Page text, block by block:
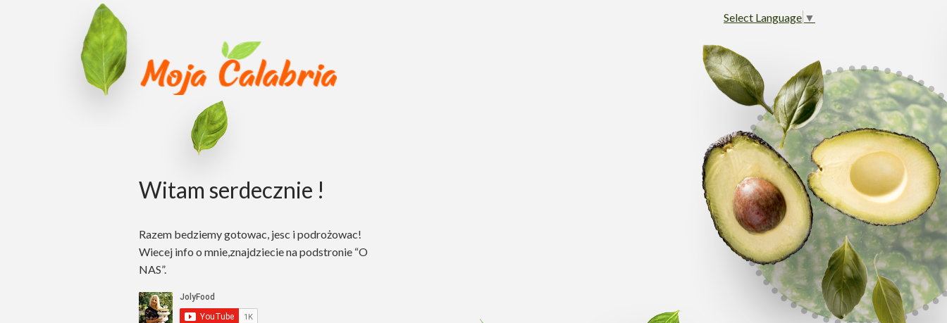
Witam serdecznie !
Razem bedziemy gotowac, jesc i podrożowac!
Wiecej info o mnie,znajdziecie na podstronie “O
NAS”.
Select Language ▼